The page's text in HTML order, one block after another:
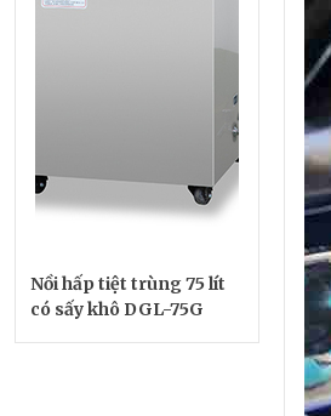
Nồi hấp tiệt trùng 75 lít
có sấy khô DGL-75G